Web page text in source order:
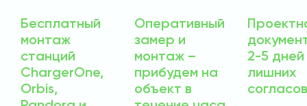
Бесплатный
монтаж
станций
ChargerOne,
Orbis,
Оперативный
замер и
монтаж –
прибудем на
объект в
2-5 дней
лишних